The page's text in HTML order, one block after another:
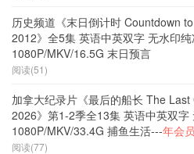
历史频道《末日倒计时 Countdown
2012》全5集 英语中英双字 无水印纯
1080P/MKV/16.5G 末日预言
阅读(51)
加拿大纪录片《最后的船长 The
2026》第1-2季全13集 英语中英双字
1080P/MKV/33.4G 捕鱼生活---年会
阅读(77)